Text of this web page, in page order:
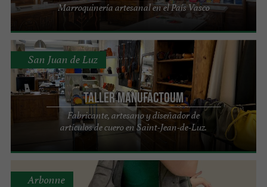
Marroquinería artesanal en el País Vasco
Taller Manufactoum
Fabricante, artesano y diseñador de
artículos de cuero en Saint-Jean-de-Luz.
San Juan de Luz
Arbonne